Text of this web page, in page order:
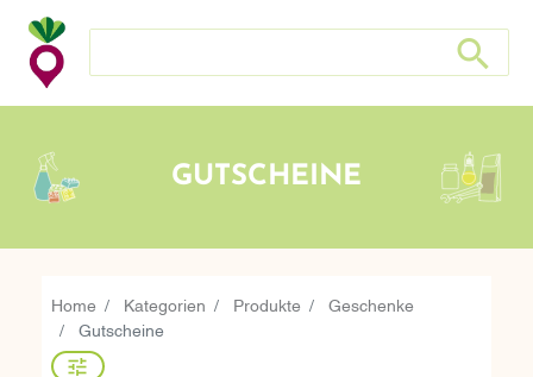
Search
GUTSCHEINE
Home Kategorien Produkte Geschenke
Gutscheine